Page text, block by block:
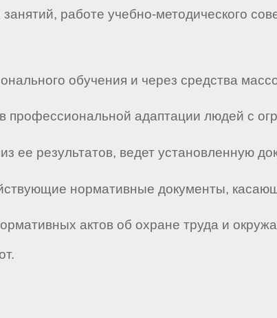
работе учебно-методического
обучения и через средства
профессиональной адаптации людей с
ее результатов, ведет установленную
нормативные документы,
актов об охране труда и